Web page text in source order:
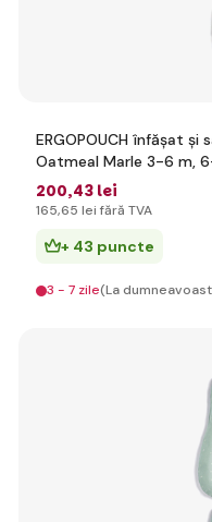
ERGOPOUCH înfășat
Oatmeal Marle 3-6 m,
200,43 lei
165,65 lei fără TVA
+ 43 puncte
3 - 7 zile(La